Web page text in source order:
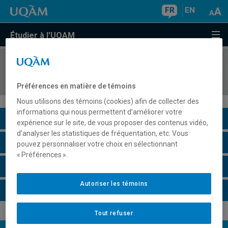
FR EN
Étudier à l'UQAM
COURS//
Description du cours
Horaire - Été 2026
Préférences en matière de témoins
Nous utilisons des témoins (cookies) afin de collecter des
informations qui nous permettent d’améliorer votre
expérience sur le site, de vous proposer des contenus vidéo,
d’analyser les statistiques de fréquentation, etc. Vous
pouvez personnaliser votre choix en sélectionnant
« Préférences ».
Tout refuser
Autoriser les témoins